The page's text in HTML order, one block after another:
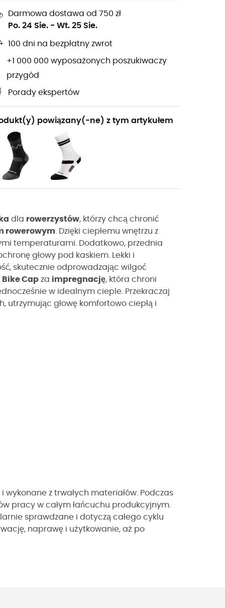
Darmowa dostawa od 750 zł
Po. 24 Sie. - Wt. 25 Sie.
100 dni na bezpłatny zwrot
+1 000 000 wyposażonych poszukiwaczy
przygód
Porady ekspertów
powiązany(-ne) z tym artykułem
dla rowerzystów, którzy chcą chronić
rowerowym . Dzięki ciepłemu wnętrzu z
temperaturami. Dodatkowo, przednia
głowy pod kaskiem. Lekki i
skutecznie odprowadzając wilgoć
Bike Cap za impregnację, która chroni
w idealnym cieple. Przekraczaj
głowę komfortowo ciepłą i
z trwałych materiałów. Podczas
pracy w całym łańcuchu produkcyjnym.
sprawdzane i dotyczą całego cyklu
naprawę i użytkowanie, aż po